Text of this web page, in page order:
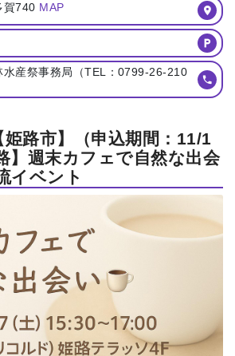
賀740 MAP
水産祭事務局（TEL：0799-26-210
姫路市】（申込期間：11/1
】週末カフェで自然な出会
イベント